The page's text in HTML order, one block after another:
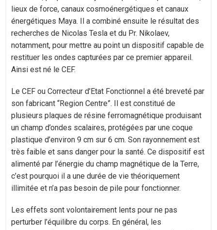
lieux de force, canaux cosmoénergétiques et canaux
énergétiques Maya. Il a combiné ensuite le résultat des
recherches de Nicolas Tesla et du Pr. Nikolaev,
notamment, pour mettre au point un dispositif capable de
restituer les ondes capturées par ce premier appareil.
Ainsi est né le CEF.
Le CEF ou Correcteur d’Etat Fonctionnel a été breveté par
son fabricant “Region Centre”. Il est constitué de
plusieurs plaques de résine ferromagnétique produisant
un champ d’ondes scalaires, protégées par une coque
plastique d’environ 9 cm sur 6 cm. Son rayonnement est
très faible et sans danger pour la santé. Ce dispositif est
alimenté par l’énergie du champ magnétique de la Terre,
c’est pourquoi il a une durée de vie théoriquement
illimitée et n’a pas besoin de pile pour fonctionner.
Les effets sont volontairement lents pour ne pas
perturber l’équilibre du corps. En général, les